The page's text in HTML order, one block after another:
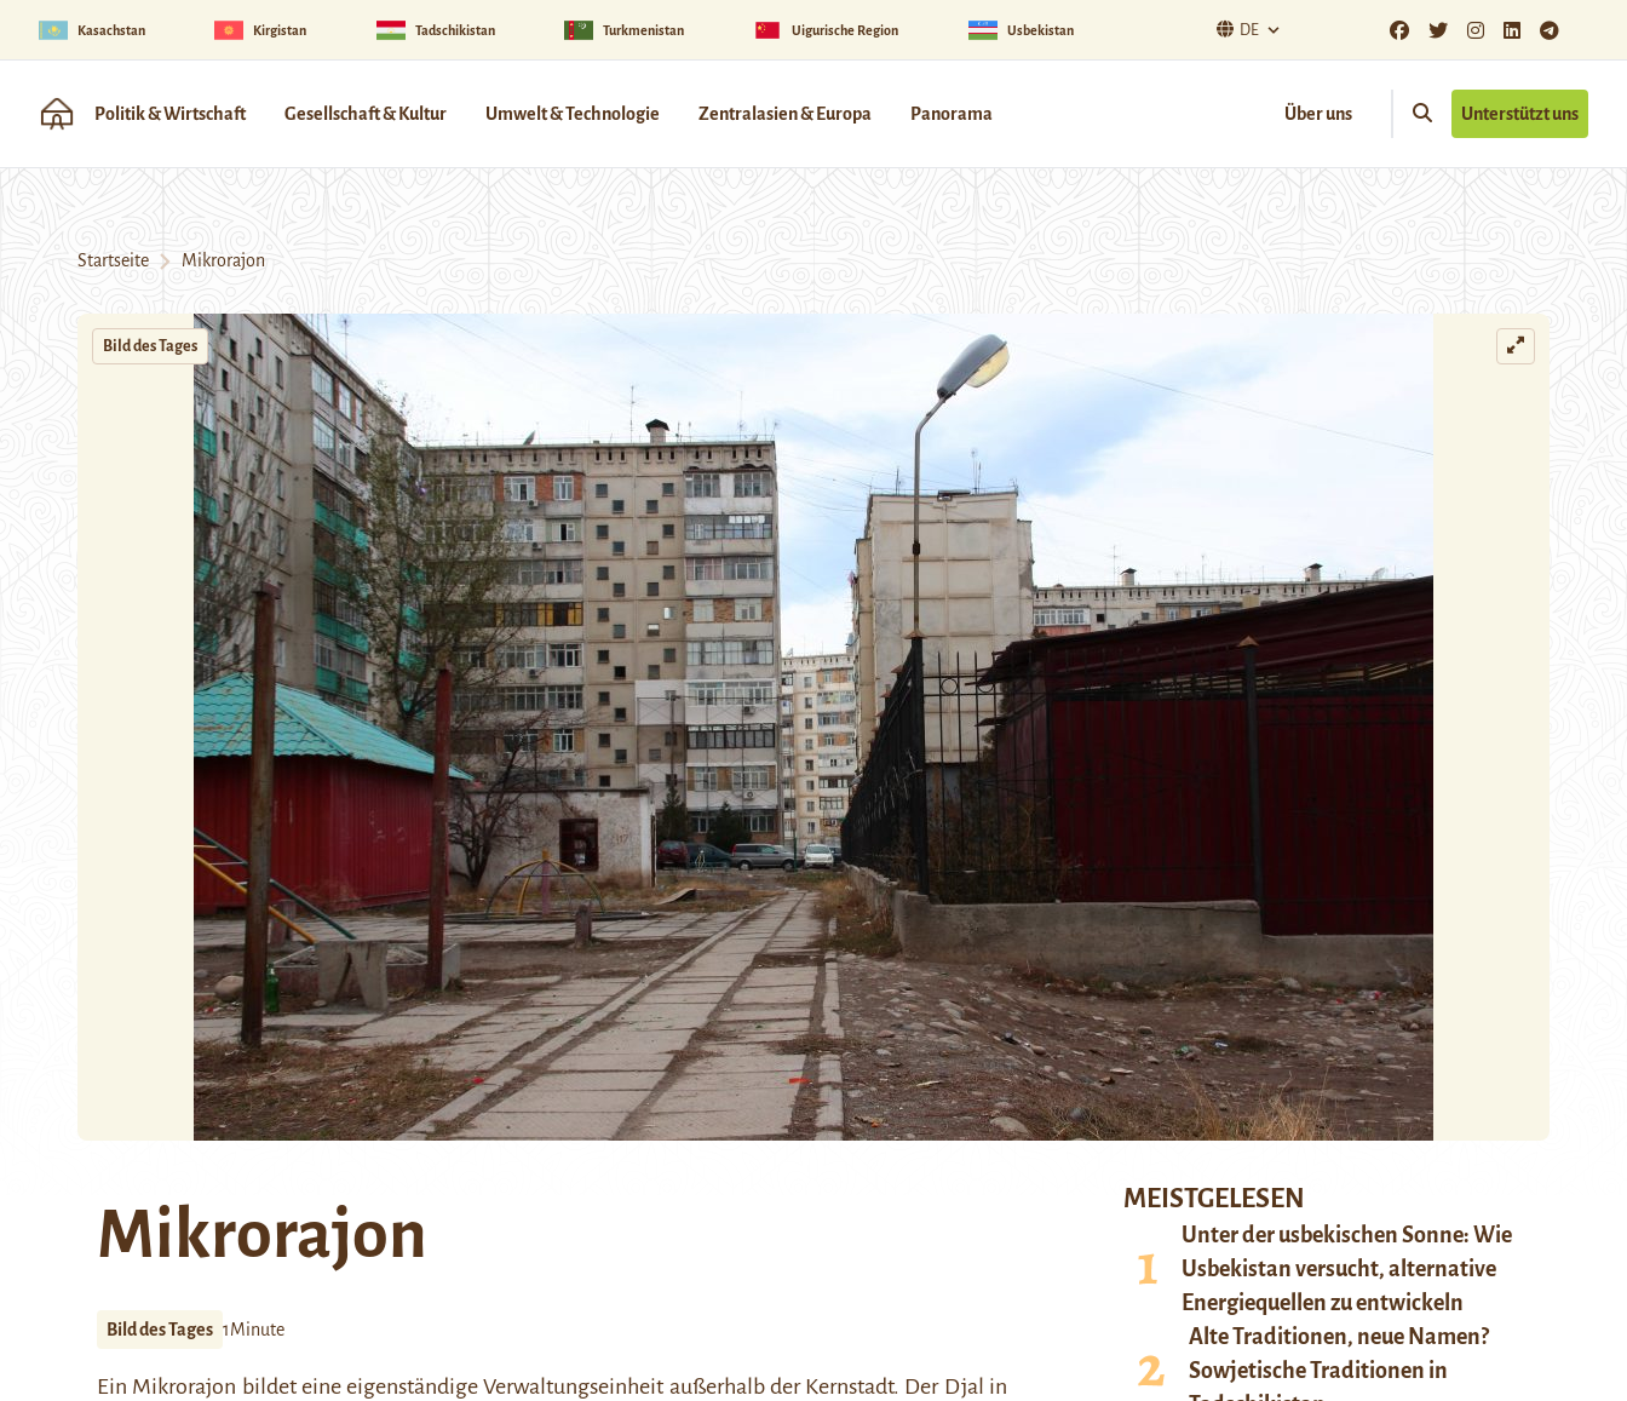
Kasachstan Kirgistan Tadschikistan Turkmenistan Uigurische Region Usbekistan DE
Politik & Wirtschaft Gesellschaft & Kultur Umwelt & Technologie Zentralasien & Europa Panorama Über uns Unterstützt uns
Startseite Mikrorajon
Bild des Tages
Mikrorajon
Bild des Tages 1Minute
Ein Mikrorajon bildet eine eigenständige Verwaltungseinheit außerhalb der Kernstadt. Der Djal in
MEISTGELESEN
Unter der usbekischen Sonne: Wie
Usbekistan versucht, alternative
Energiequellen zu entwickeln
Alte Traditionen, neue Namen?
Sowjetische Traditionen in